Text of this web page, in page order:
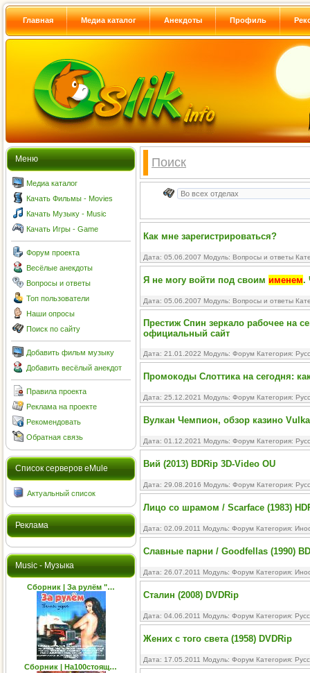
Главная Медиа каталог Анекдоты Профиль
Меню
Медиа каталог
Качать Фильмы - Movies
Качать Музыку - Music
Качать Игры - Game
Форум проекта
Весёлые анекдоты
Вопросы и ответы
Топ пользователи
Наши опросы
Поиск по сайту
Добавить фильм музыку
Добавить весёлый анекдот
Правила проекта
Реклама на проекте
Рекомендовать
Обратная связь
Cписок серверов eMule
Актуальный список
Реклама
Music - Музыка
Сборник | За рулём "…
Сборник | На100стоящ…
Поиск
Как мне зарегистрироваться?
Дата: 05.06.2007 Модуль: Вопросы и ответы
Я не могу войти под своим именем.
Дата: 05.06.2007 Модуль: Вопросы и ответы
Престиж Спин зеркало рабочее на
официальный сайт
Дата: 21.01.2022 Модуль: Форум Категория:
Промокоды Слоттика на сегодня:
Дата: 25.12.2021 Модуль: Форум Категория:
Вулкан Чемпион, обзор казино
Дата: 01.12.2021 Модуль: Форум Категория:
Вий (2013) BDRip 3D-Video OU
Дата: 29.08.2016 Модуль: Форум Категория:
Лицо со шрамом / Scarface (1983)
Дата: 02.09.2011 Модуль: Форум Категория:
Славные парни / Goodfellas (1990)
Дата: 26.07.2011 Модуль: Форум Категория:
Сталин (2008) DVDRip
Дата: 04.06.2011 Модуль: Форум Категория:
Жених с того света (1958) DVDRip
Дата: 17.05.2011 Модуль: Форум Категория: